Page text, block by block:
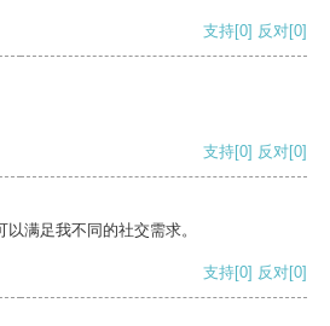
支持[0] 反对[0]
支持[0] 反对[0]
满足我不同的社交需求。
支持[0] 反对[0]